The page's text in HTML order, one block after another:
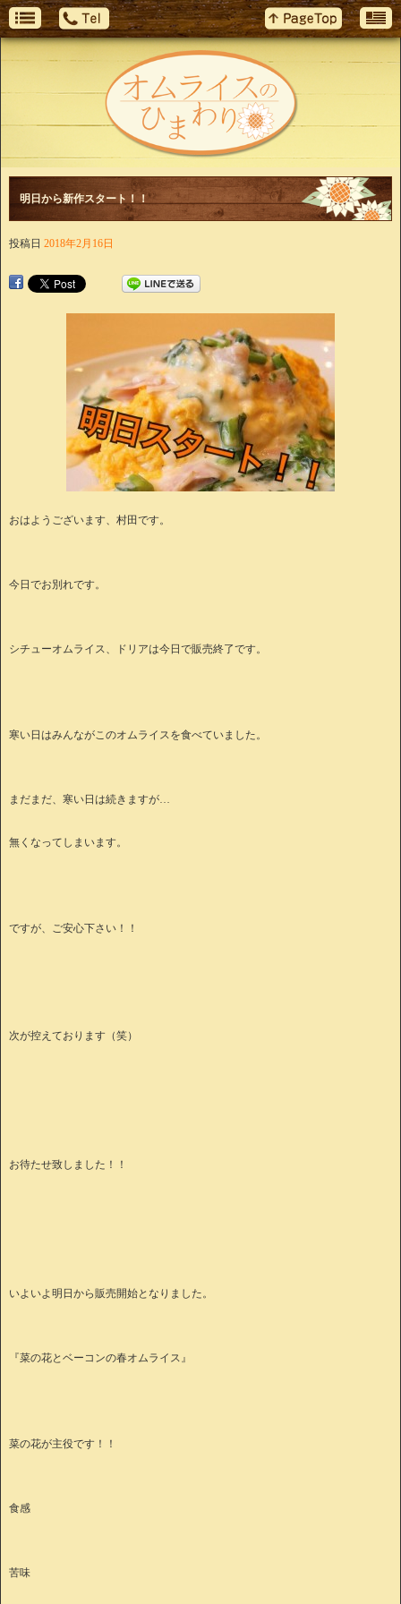
明日から新作スタート！！
投稿日 2018年2月16日
おはようございます、村田です。
今日でお別れです。
シチューオムライス、ドリアは今日で販売終了です。
寒い日はみんながこのオムライスを食べていました。
まだまだ、寒い日は続きますが…
無くなってしまいます。
ですが、ご安心下さい！！
次が控えております（笑）
お待たせ致しました！！
いよいよ明日から販売開始となりました。
『菜の花とベーコンの春オムライス』
菜の花が主役です！！
食感
苦味